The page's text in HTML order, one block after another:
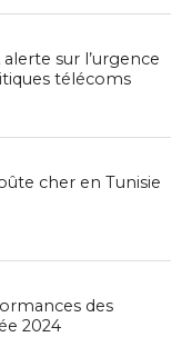
alerte sur l’urgence
télécoms
cher en Tunisie
des
2024